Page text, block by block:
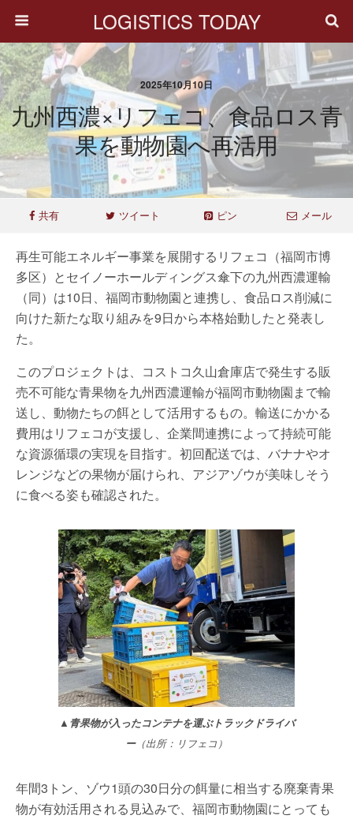
LOGISTICS TODAY
2025年10月10日
九州西濃×リフェコ、食品ロス青
果を動物園へ再活用
共有 ツイート ピン メール
再生可能エネルギー事業を展開するリフェコ（福岡市博
多区）とセイノーホールディングス傘下の九州西濃運輸
（同）は10日、福岡市動物園と連携し、食品ロス削減に
向けた新たな取り組みを9日から本格始動したと発表し
た。
このプロジェクトは、コストコ久山倉庫店で発生する販
売不可能な青果物を九州西濃運輸が福岡市動物園まで輸
送し、動物たちの餌として活用するもの。輸送にかかる
費用はリフェコが支援し、企業間連携によって持続可能
な資源循環の実現を目指す。初回配送では、バナナやオ
レンジなどの果物が届けられ、アジアゾウが美味しそう
に食べる姿も確認された。
▲青果物が入ったコンテナを運ぶトラックドライバ
ー（出所：リフェコ）
年間3トン、ゾウ1頭の30日分の餌量に相当する廃棄青果
物が有効活用される見込みで、福岡市動物園にとっても